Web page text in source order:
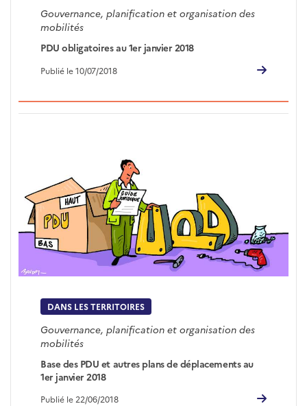
Gouvernance, planification et organisation des
mobilités
PDU obligatoires au 1er janvier 2018
Publié le 10/07/2018
DANS LES TERRITOIRES
Gouvernance, planification et organisation des
mobilités
Base des PDU et autres plans de déplacements au
1er janvier 2018
Publié le 22/06/2018